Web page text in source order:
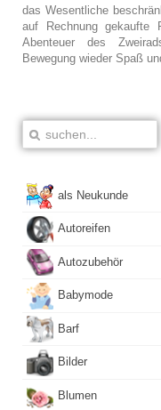
das Wesentliche
auf Rechnung gekaufte
Abenteuer des
Bewegung wieder Spaß
als Neukunde
Autoreifen
Autozubehör
Babymode
Barf
Bilder
Blumen